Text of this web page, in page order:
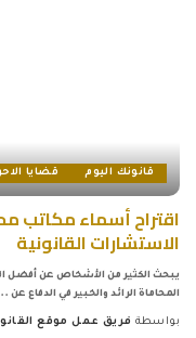
قانونك اليوم قضايا
اقتراح أسماء مكاتب
الاستشارات القانونية
يبحث الكثير من الأشخاص عن أفضل
المحاماة الرائد والخبير في الدفاع عن
Posted
بواسطة فريق عمل موقع